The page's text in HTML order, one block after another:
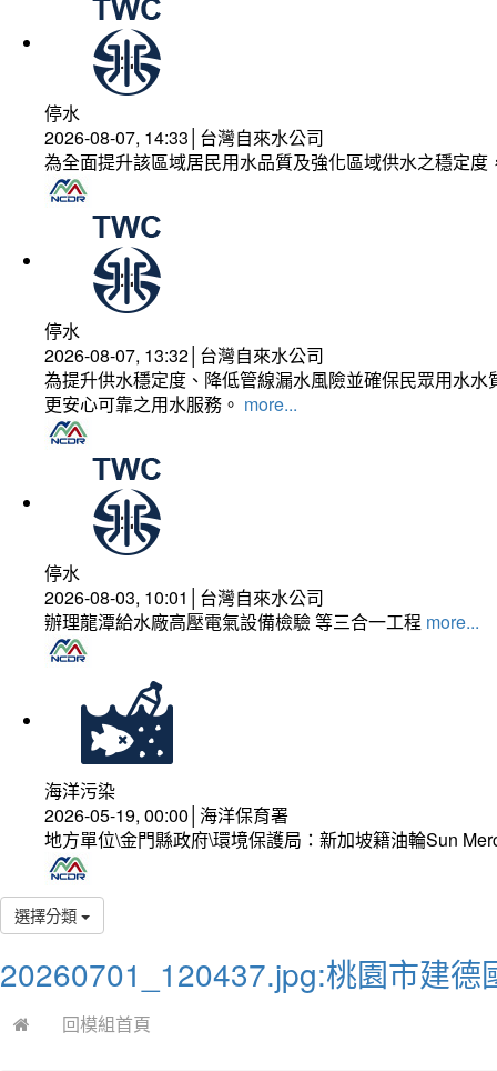
停水
2026-08-07, 14:33│台灣自來水公司
為全面提升該區域居民用水品質及強化區域供水之穩定
停水
2026-08-07, 13:32│台灣自來水公司
為提升供水穩定度、降低管線漏水風險並確保民眾用水
更安心可靠之用水服務。 more...
停水
2026-08-03, 10:01│台灣自來水公司
辦理龍潭給水廠高壓電氣設備檢驗 等三合一工程 more...
海洋污染
2026-05-19, 00:00│海洋保育署
地方單位\金門縣政府\環境保護局：新加坡籍油輪Sun
選擇分類
20260701_120437.jpg:桃園市建德
回模組首頁